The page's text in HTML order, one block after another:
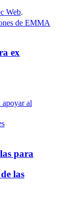
ex
para
las
Web.